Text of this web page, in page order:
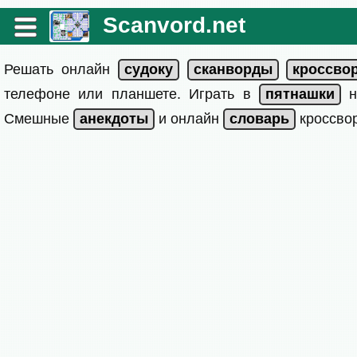
Scanvord.net
Решать онлайн
телефоне или планшете. Играть в
Смешные
и онлайн